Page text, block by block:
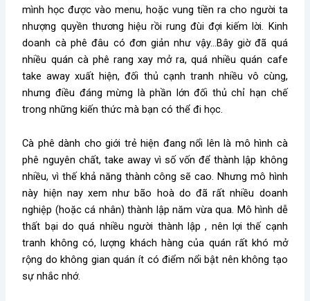
mình học được vào menu, hoặc vung tiền ra cho người ta
nhượng quyền thương hiệu rồi rung đùi đợi kiếm lời. Kinh
doanh cà phê đâu có đơn giản như vậy…Bây giờ đã quá
nhiều quán cà phê rang xay mở ra, quá nhiều quán cafe
take away xuất hiện, đối thủ cạnh tranh nhiều vô cùng,
nhưng điều đáng mừng là phần lớn đối thủ chỉ hạn chế
trong những kiến thức mà bạn có thể đi học.
Cà phê dành cho giới trẻ hiện đang nổi lên là mô hình cà
phê nguyên chất, take away vì số vốn để thành lập không
nhiều, vì thế khả năng thành công sẽ cao. Nhưng mô hình
này hiện nay xem như bão hoà do đã rất nhiều doanh
nghiệp (hoặc cá nhân) thành lập năm vừa qua. Mô hình dễ
thất bại do quá nhiều người thành lập , nên lợi thế cạnh
tranh không có, lượng khách hàng của quán rất khó mở
rộng do không gian quán ít có điểm nổi bật nên không tạo
sự nhắc nhớ.